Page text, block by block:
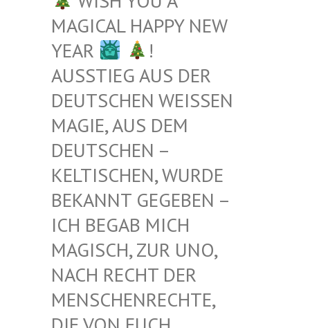
MAGICAL HAPPY NEW
YEAR
!
AUSSTIEG AUS DER
DEUTSCHEN WEISSEN M
AGIE, AUS DEM D
EUTSCHEN – K
ELTISCHEN, WURDE B
EKANNT GEGEBEN – I
CH BEGAB MICH M
AGISCH, ZUR UNO, N
ACH RECHT DER M
ENSCHENRECHTE, D